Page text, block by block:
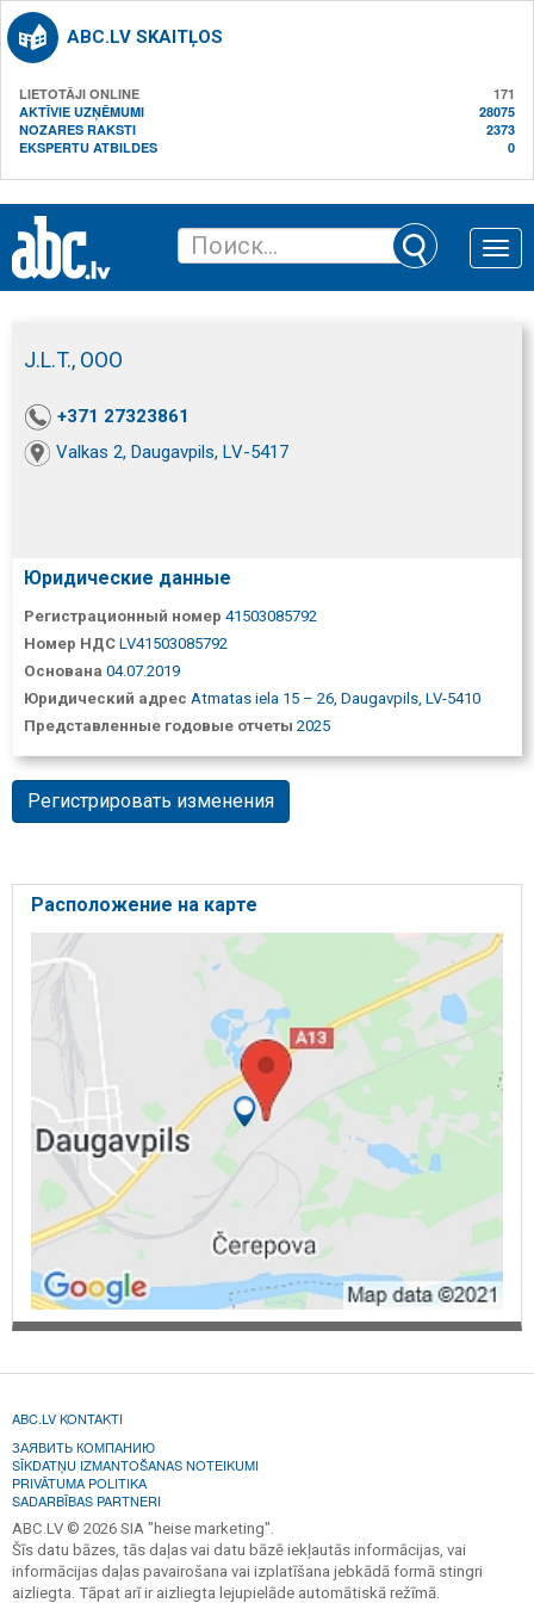
ABC.LV SKAITĻOS
LIETOTĀJI ONLINE
171
AKTĪVIE UZŅĒMUMI
28075
NOZARES RAKSTI
2373
EKSPERTU ATBILDES
0
Toggle
J.L.T., ООО
+371 27323861
Valkas 2, Daugavpils, LV-5417
Юридические данные
Регистрационный номер 41503085792
Номер НДС LV41503085792
Основана 04.07.2019
Юридический адрес Atmatas iela 15 – 26, Daugavpils, LV-5410
Представленные годовые отчеты 2025
Регистрировать изменения
Расположение на карте
ABC.LV KONTAKTI
ЗАЯВИТЬ КОМПАНИЮ
SĪKDATŅU IZMANTOŠANAS NOTEIKUMI
PRIVĀTUMA POLITIKA
SADARBĪBAS PARTNERI
ABC.LV © 2026 SIA "heise marketing".
Šīs datu bāzes, tās daļas vai datu bāzē iekļautās informācijas, vai
informācijas daļas pavairošana vai izplatīšana jebkādā formā stingri
aizliegta. Tāpat arī ir aizliegta lejupielāde automātiskā režīmā.